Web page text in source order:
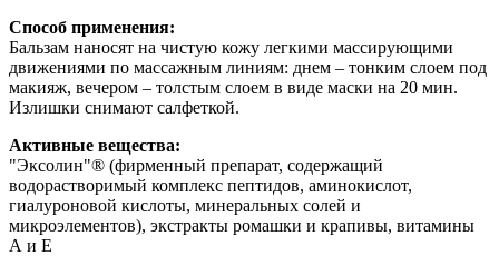
Способ применения:
Бальзам наносят на чистую кожу легкими массирующими
движениями по массажным линиям: днем – тонким слоем под
макияж, вечером – толстым слоем в виде маски на 20 мин.
Излишки снимают салфеткой.
Активные вещества:
"Эксолин"® (фирменный препарат, содержащий
водорастворимый комплекс пептидов, аминокислот,
гиалуроновой кислоты, минеральных солей и
микроэлементов), экстракты ромашки и крапивы, витамины
А и Е